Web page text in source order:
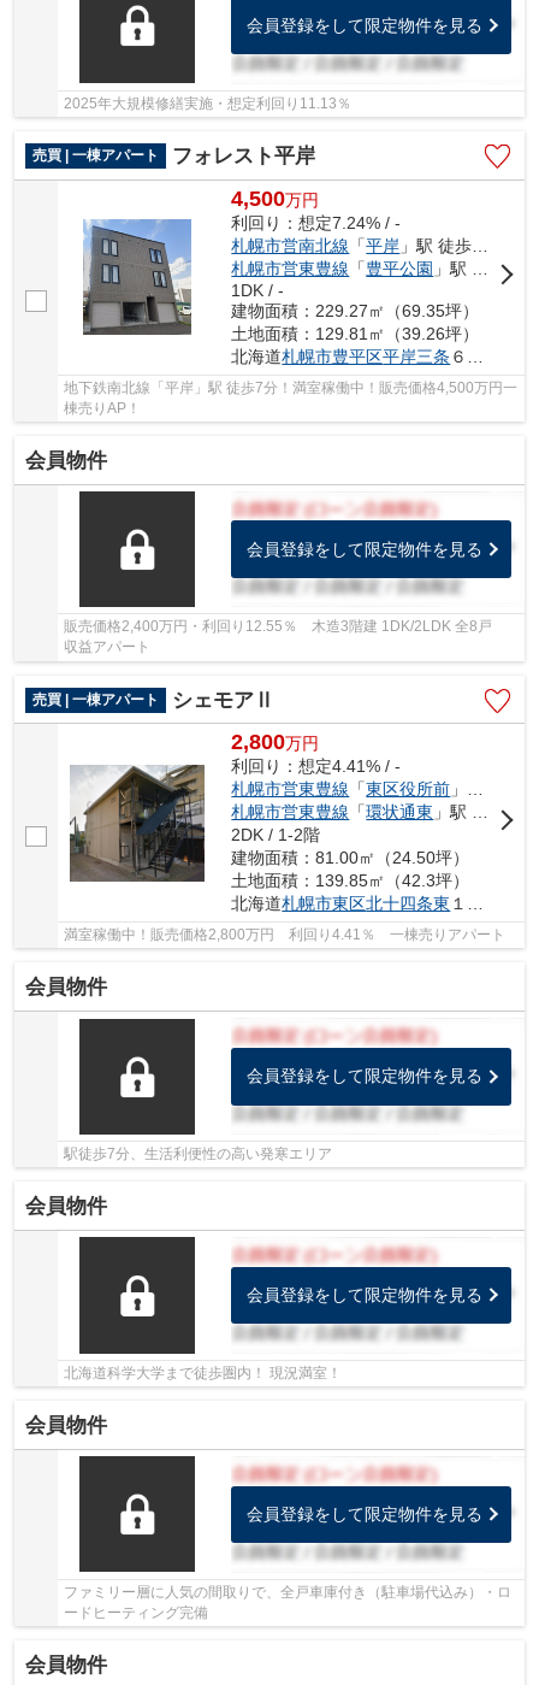
会員登録をして限定物件を見る
2025年大規模修繕実施・想定利回り11.13％
売買 | 一棟アパート フォレスト平岸
4,500万円
利回り：想定7.24% / -
札幌市営南北線 「平岸 」駅 徒歩7分
札幌市営東豊線 「豊平公園 」駅 徒歩13分
1DK / -
建物面積：229.27㎡（69.35坪）
土地面積：129.81㎡（39.26坪）
北海道札幌市豊平区平岸三条 ６丁目5-13
地下鉄南北線「平岸」駅 徒歩7分！満室稼働中！販売価格4,500万円一
棟売りAP！
会員物件
会員登録をして限定物件を見る
販売価格2,400万円・利回り12.55％ 木造3階建 1DK/2LDK 全8戸
収益アパート
売買 | 一棟アパート シェモアⅡ
2,800万円
利回り：想定4.41% / -
札幌市営東豊線 「東区役所前 」駅 徒歩8分
札幌市営東豊線 「環状通東 」駅 徒歩9分
2DK / 1-2階
建物面積：81.00㎡（24.50坪）
土地面積：139.85㎡（42.3坪）
北海道札幌市東区北十四条東 １０丁目1-8
満室稼働中！販売価格2,800万円 利回り4.41％ 一棟売りアパート
会員物件
会員登録をして限定物件を見る
駅徒歩7分、生活利便性の高い発寒エリア
会員物件
会員登録をして限定物件を見る
北海道科学大学まで徒歩圏内！ 現況満室！
会員物件
会員登録をして限定物件を見る
ファミリー層に人気の間取りで、全戸車庫付き（駐車場代込み）・ロ
ードヒーティング完備
会員物件